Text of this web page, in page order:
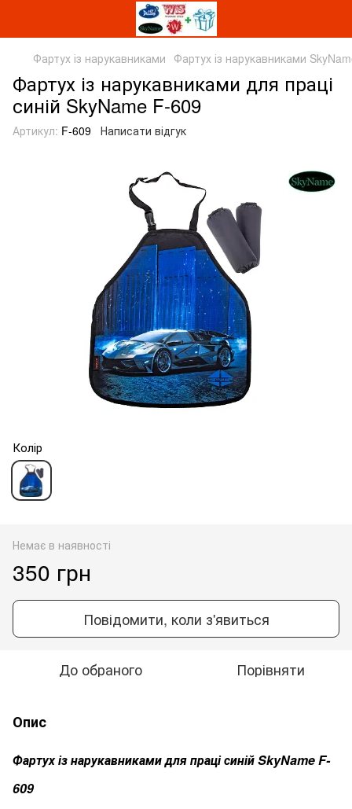
Фартух із нарукавниками Фартух із нарукавниками
Фартух із нарукавниками для праці
синій SkyName F-609
Артикул: F-609 Написати відгук
Колір
Немає в наявності
350 грн
Повідомити, коли з'явиться
До обраного Порівняти
Опис
Фартух із нарукавниками для праці синій SkyName F-
609